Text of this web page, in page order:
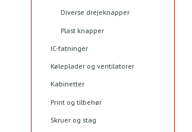
Diverse drejeknapper
Plast knapper
IC-fatninger
Køleplader og ventilatorer
Kabinetter
Print og tilbehør
Skruer og stag